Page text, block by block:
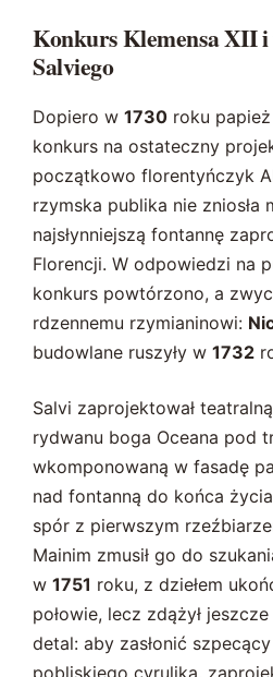
Konkurs Klemensa XII
Salviego
Dopiero w 1730 roku papież
konkurs na ostateczny
początkowo florentyńczyk
rzymska publika nie zniosła
najsłynniejszą fontannę
Florencji. W odpowiedzi na
konkurs powtórzono, a
rdzennemu rzymianinowi:
budowlane ruszyły w 1732
Salvi zaprojektował
rydwanu boga Oceana pod
wkomponowaną w fasadę
nad fontanną do końca
spór z pierwszym
Mainim zmusił go do
w 1751 roku, z dziełem
połowie, lecz zdążył
detal: aby zasłonić